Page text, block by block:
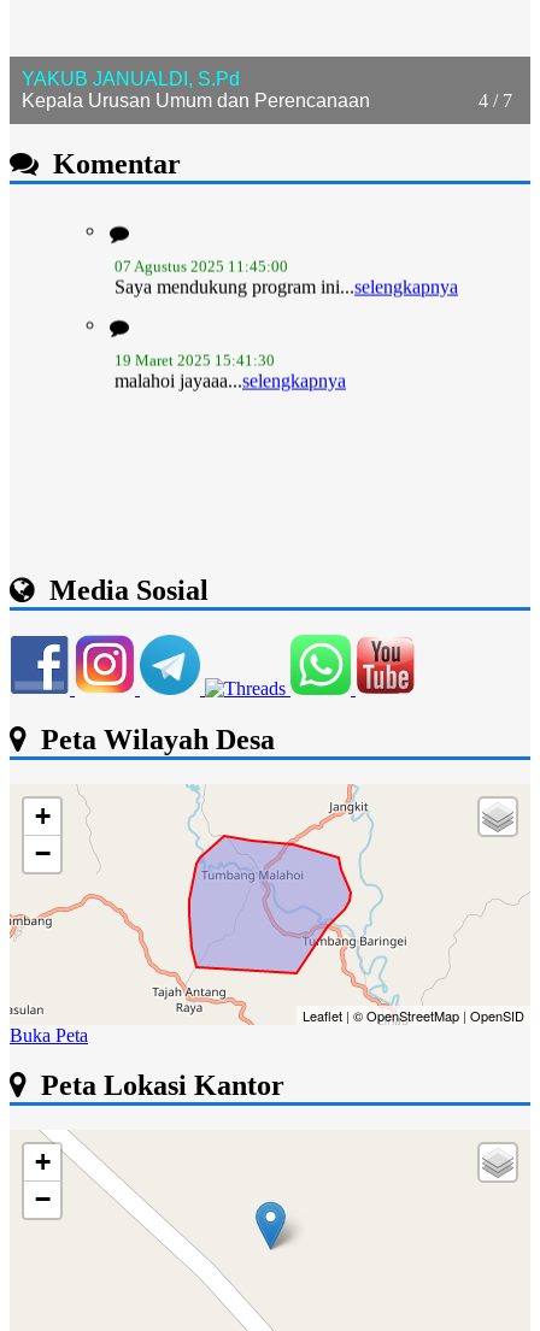
4 / 7
YAKUB JANUALDI, S.Pd
Kepala Urusan Umum dan Perencanaan
Komentar
07 Agustus 2025 11:45:00
19 Maret 2025 15:41:30
Media Sosial
Peta Wilayah Desa
+
−
Leaflet | © OpenStreetMap | OpenSID
Buka Peta
Peta Lokasi Kantor
+
−